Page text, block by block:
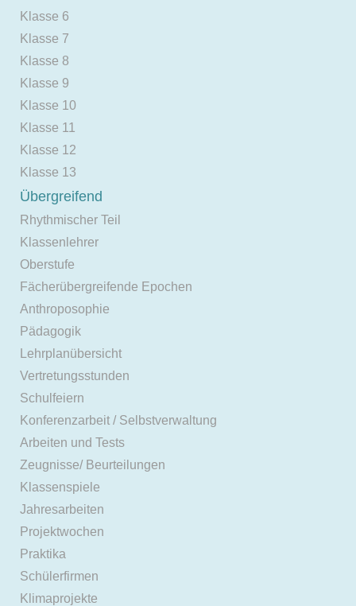
Klasse 6
Klasse 7
Klasse 8
Klasse 9
Klasse 10
Klasse 11
Klasse 12
Klasse 13
Übergreifend
Rhythmischer Teil
Klassenlehrer
Oberstufe
Fächerübergreifende Epochen
Anthroposophie
Pädagogik
Lehrplanübersicht
Vertretungsstunden
Schulfeiern
Konferenzarbeit / Selbstverwaltung
Arbeiten und Tests
Zeugnisse/ Beurteilungen
Klassenspiele
Jahresarbeiten
Projektwochen
Praktika
Schülerfirmen
Klimaprojekte